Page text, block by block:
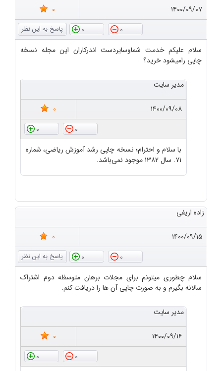
۱۴۰۰/۰۹/۰۷
0
0
0
سلام علیکم خدمت شماوسایردست اندرکاران این مجله نسخه
چاپی رامیشود خرید؟
مدیر سایت
۱۴۰۰/۰۹/۰۸
0
0
0
با سلام و احترام؛ نسخه چاپی رشد آموزش ریاضی، شماره
۷۱. سال ۱۳۸۲ موجود نمی‌باشد.
زاده اریفی
۱۴۰۰/۰۹/۱۵
0
0
0
سلام چطوری میتونم برای مجلات برهان متوسظه دوم اشتراک
سالانه بگیرم و به صورت چاپی آن ها را دریافت کنم.
مدیر سایت
۱۴۰۰/۰۹/۱۶
0
0
0